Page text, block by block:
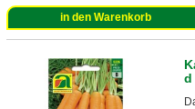
in den Warenkorb
d